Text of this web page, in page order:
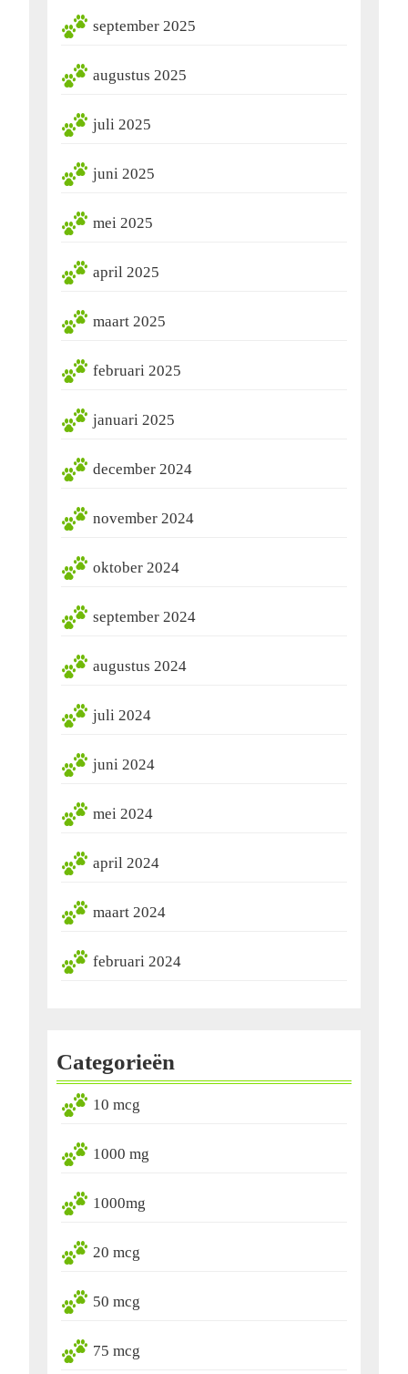
september 2025
augustus 2025
juli 2025
juni 2025
mei 2025
april 2025
maart 2025
februari 2025
januari 2025
december 2024
november 2024
oktober 2024
september 2024
augustus 2024
juli 2024
juni 2024
mei 2024
april 2024
maart 2024
februari 2024
Categorieën
10 mcg
1000 mg
1000mg
20 mcg
50 mcg
75 mcg